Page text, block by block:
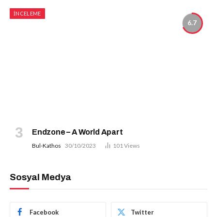
6.7
İNCELEME
Endzone – A World Apart
Bul-Kathos 30/10/2023 101Views
Sosyal Medya
Facebook Twitter